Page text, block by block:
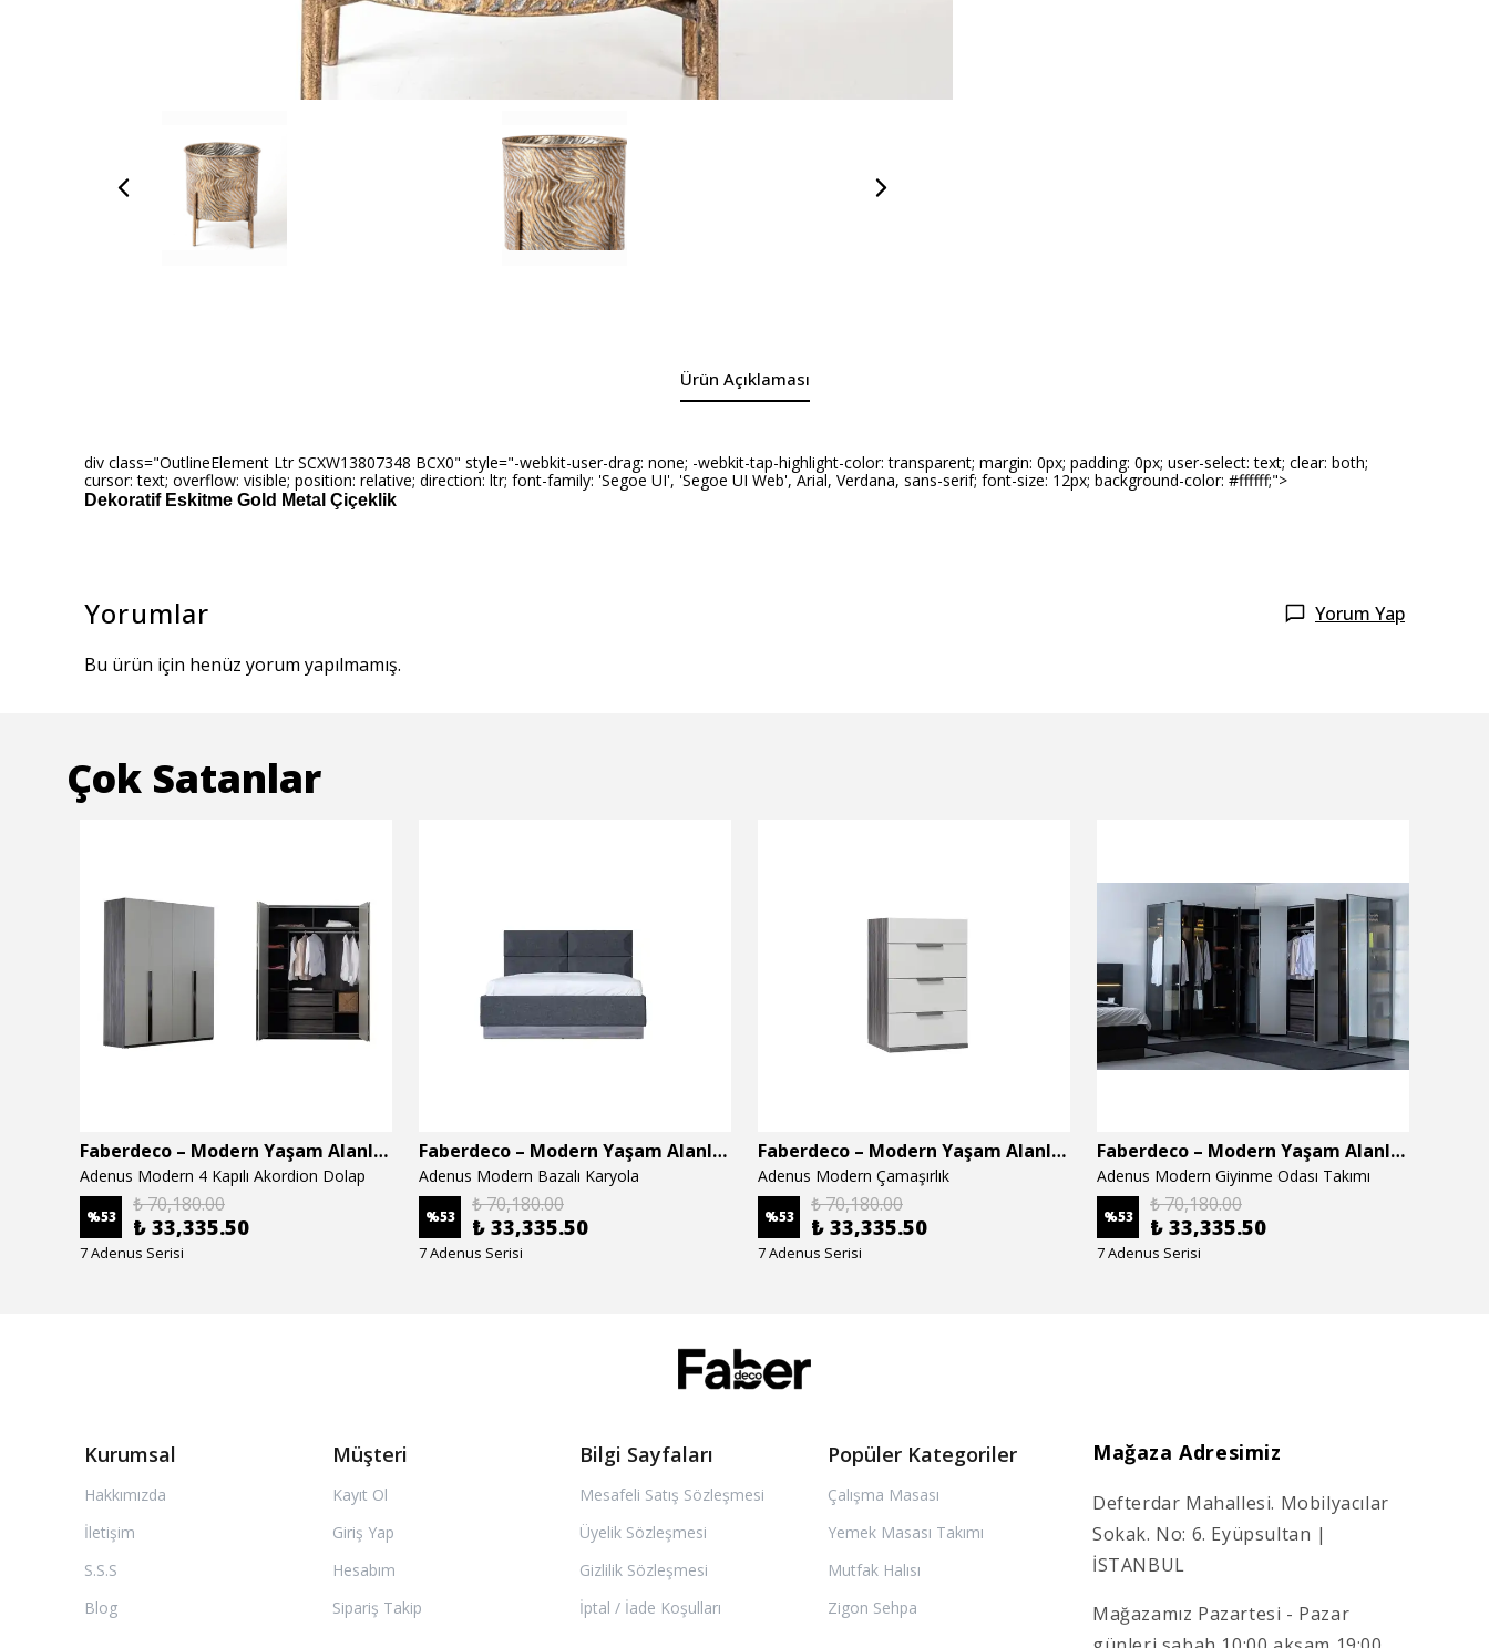
Ürün Açıklaması
div class="OutlineElement Ltr SCXW13807348 BCX0" style="-webkit-user-drag: none; -webkit-tap-highlight-color: transparent; margin: 0px; padding: 0px; user-select: text; clear: both;
cursor: text; overflow: visible; position: relative; direction: ltr; font-family: 'Segoe UI', 'Segoe UI Web', Arial, Verdana, sans-serif; font-size: 12px; background-color: #ffffff;">
Dekoratif Eskitme Gold Metal Çiçeklik
Yorumlar Yorum Yap
Bu ürün için henüz yorum yapılmamış.
Çok Satanlar
Faberdeco – Modern Yaşam Alanları İçin Özel Tasarım Mobilyalar
Adenus Modern 4 Kapılı Akordion Dolap
%53
₺ 70,180.00
₺ 33,335.50
7 Adenus Serisi
Faberdeco – Modern Yaşam Alanları İçin Özel Tasarım Mobilyalar
Adenus Modern Bazalı Karyola
%53
₺ 70,180.00
₺ 33,335.50
7 Adenus Serisi
Faberdeco – Modern Yaşam Alanları İçin Özel Tasarım Mobilyalar
Adenus Modern Çamaşırlık
%53
₺ 70,180.00
₺ 33,335.50
7 Adenus Serisi
Faberdeco – Modern Yaşam Alanları İçin Özel Tasarım Mobilyalar
Adenus Modern Giyinme Odası Takımı
%53
₺ 70,180.00
₺ 33,335.50
7 Adenus Serisi
Kurumsal
Hakkımızda
İletişim
S.S.S
Blog
Müşteri
Kayıt Ol
Giriş Yap
Hesabım
Sipariş Takip
Bilgi Sayfaları
Mesafeli Satış Sözleşmesi
Üyelik Sözleşmesi
Gizlilik Sözleşmesi
İptal / İade Koşulları
Popüler Kategoriler
Çalışma Masası
Yemek Masası Takımı
Mutfak Halısı
Zigon Sehpa
Mağaza Adresimiz
Defterdar Mahallesi. Mobilyacılar
Sokak. No: 6. Eyüpsultan |
İSTANBUL
Mağazamız Pazartesi - Pazar